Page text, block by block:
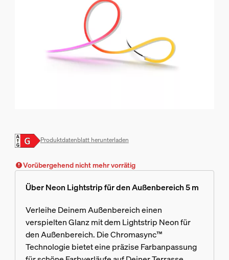
Produktdatenblatt herunterladen
Vorübergehend nicht mehr vorrätig
Über Neon Lightstrip für den Außenbereich 5 m
Verleihe Deinem Außenbereich einen
verspielten Glanz mit dem Lightstrip Neon für
den Außenbereich. Die Chromasync™
Technologie bietet eine präzise Farbanpassung